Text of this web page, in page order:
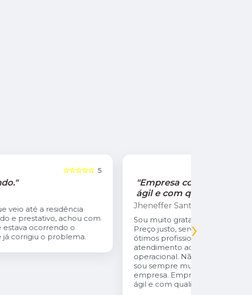
"Empresa com atendimento
Jheneffer Santos
Sou muito grata a Empresa Natural Gás.
Preço justo, serviços de qualidade,
ótimos profissionais desde o
atendimento administrativo ao
operacional. Não tenho o que reclamar,
sou sempre muito bem atendida pela
empresa. Empresa com atendimento
›